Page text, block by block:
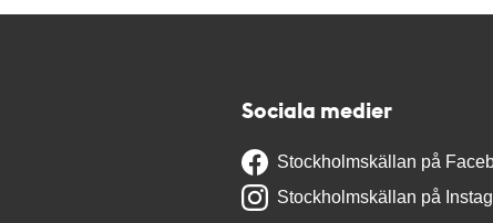
Sociala medier
Stockholmskällan på
Stockholmskällan på